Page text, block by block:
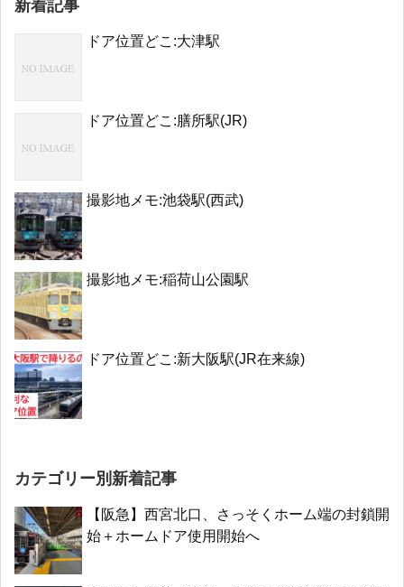
新着記事
ドア位置どこ:大津駅
ドア位置どこ:膳所駅(JR)
撮影地メモ:池袋駅(西武)
撮影地メモ:稲荷山公園駅
ドア位置どこ:新大阪駅(JR在来線)
カテゴリー別新着記事
【阪急】西宮北口、さっそくホーム端の封鎖開
始＋ホームドア使用開始へ